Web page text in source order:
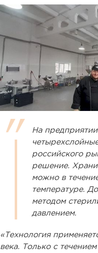
На
российского
решение.
можно в
температуре.
методом
давлением.
«Технология
века. Только с